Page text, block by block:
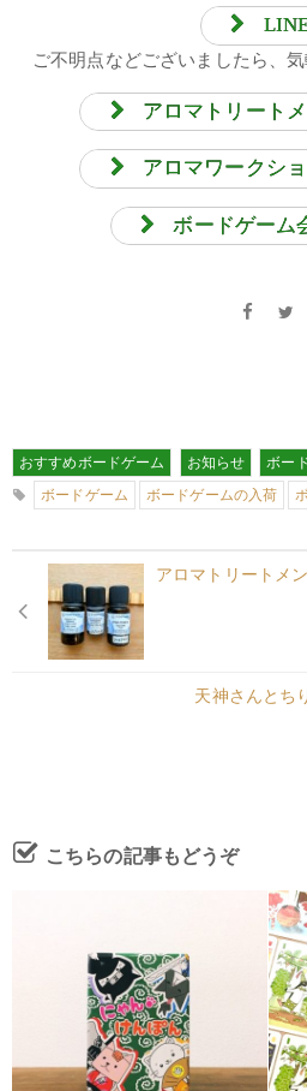
ご不明点などございましたら、
アロマトリート
アロマワークシ
ボードゲーム
おすすめボードゲーム お知らせ
ボー
ボードゲーム
ボードゲームの入荷
アロマトリートメ
天神さんとち
こちらの記事もどうぞ